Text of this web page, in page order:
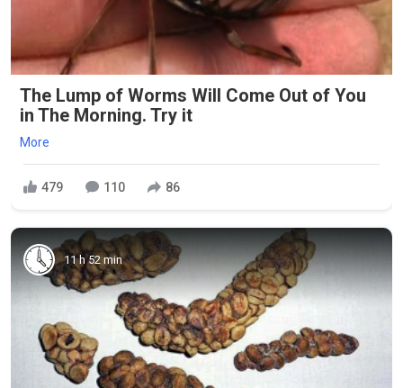
The Lump of Worms Will Come Out of You
in The Morning. Try it
More
479 110 86
11 h 52 min